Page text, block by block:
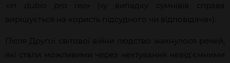
«іn dubio pro reo»
(«у випадку сумнівів справа
вирішується на користь підсудного чи відповідача»).
Після Другої світової війни людство жахнулося речей,
які стали можливими через нехтування невід’ємними